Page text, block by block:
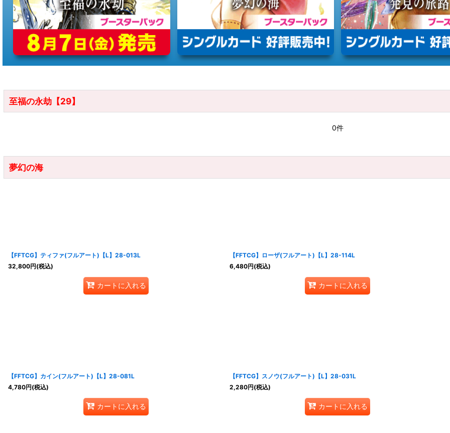
至福の永劫【29】
0件
夢幻の海
【FFTCG】ティファ(フルアート)【L】28-013L
32,800円(税込)
カートに入れる
【FFTCG】ローザ(フルアート)【L】28-114L
6,480円(税込)
カートに入れる
【FFTCG】カイン(フルアート)【L】28-081L
4,780円(税込)
カートに入れる
【FFTCG】スノウ(フルアート)【L】28-031L
2,280円(税込)
カートに入れる